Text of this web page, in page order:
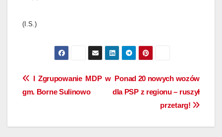
(I.S.)
Nawigacja
wpisu
Ponad 20 nowych wozów
dla PSP z regionu – ruszył
przetarg!
I Zgrupowanie MDP w
gm. Borne Sulinowo